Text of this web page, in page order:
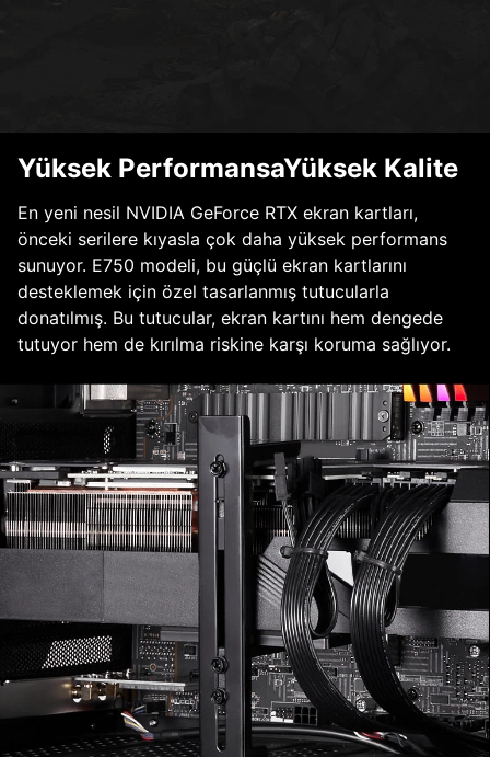
Yüksek PerformansaYüksek Kalite
En yeni nesil NVIDIA GeForce RTX ekran kartları,
önceki serilere kıyasla çok daha yüksek performans
sunuyor. E750 modeli, bu güçlü ekran kartlarını
desteklemek için özel tasarlanmış tutucularla
donatılmış. Bu tutucular, ekran kartını hem dengede
tutuyor hem de kırılma riskine karşı koruma sağlıyor.